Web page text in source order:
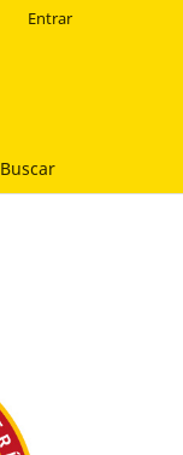
Buscar
Entrar